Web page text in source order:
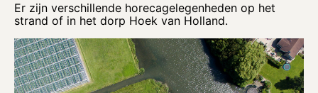
Er zijn verschillende horecagelegenheden op het
strand of in het dorp Hoek van Holland.